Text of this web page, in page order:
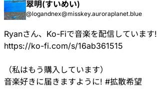
翠明(すいめい)
@logandnex@misskey.auroraplanet.blue
Ryanさん、Ko-Fiで音楽を配信しています!
https://ko-fi.com/s/16ab361515
（私はもう購入しています）
音楽好きに届きますように! #拡散希望